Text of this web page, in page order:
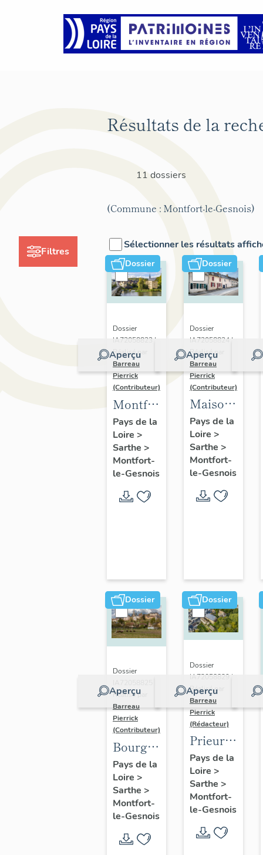
Filtres
Résultats de la
11 dossiers
(Commune : Montfort-le-Gesnois)
Sélectionner les résultats
Dossier
Aperçu
Dossier
IA72058823 |
Réalisé par
Barreau
Pierrick
(Contributeur)
Montfort-
le-
Gesnois
:
présentation
du
bourg
Pays de la
Loire >
Sarthe >
Montfort-
le-Gesnois
Dossier
Aperçu
Dossier
IA72058824 |
Réalisé par
Barreau
Pierrick
(Contributeur)
Maisons
du
bourg
de
Montfort-
le-
Gesnois
Pays de la
Loire >
Sarthe >
Montfort-
le-Gesnois
Dossier
Aperçu
Dossier
Réalisé par
Barreau
Pierrick
(Contributeur)
Bourg
de
Montfort-
le-
Gesnois
: ancien
bourg
Pays de la
Loire >
Sarthe >
Montfort-
le-Gesnois
Dossier
Aperçu
Dossier
IA72058829 |
Réalisé par
Barreau
Pierrick
(Rédacteur)
Prieuré
Saint-
Gilles,
actuellement
maison,
2 rue
des
Pays de la
Loire >
Sarthe >
Montfort-
le-Gesnois